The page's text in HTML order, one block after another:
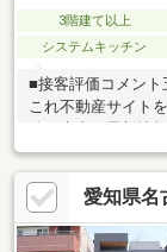
3階建て以上
システムキッチン
■接客評価コメン
これ不動産サイト
件の大半を最新情
談ください。◆愛
種による）◆全居
駅まで徒歩約12分
ると、詳細をご覧
＝＝＝＝《ぜひ、
愛知県名